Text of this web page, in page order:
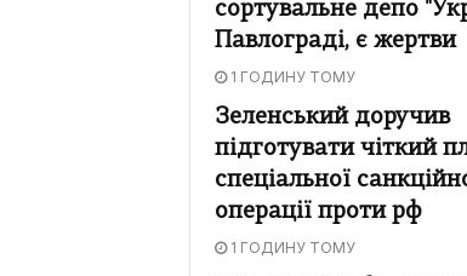
сортувальне депо
Павлограді, є жертви
1 ГОДИНУ ТОМУ
Зеленський доручив
підготувати чіткий
спеціальної
операції проти рф
1 ГОДИНУ ТОМУ